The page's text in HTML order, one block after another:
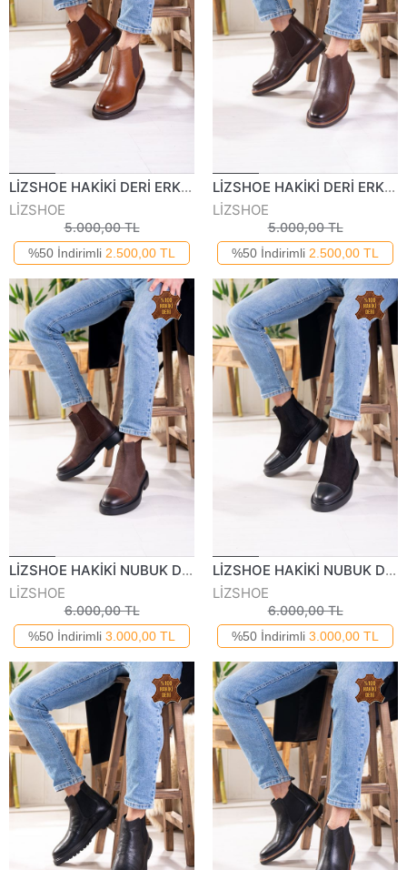
LİZSHOE HAKİKİ DERİ ERKEK GÜNLÜK BOT KRY 8500-123K
LİZSHOE
5.000,00 TL
%50 İndirimli 2.500,00 TL
LİZSHOE HAKİKİ DERİ ERKEK GÜNLÜK BOT KRY 850023K
LİZSHOE
5.000,00 TL
%50 İndirimli 2.500,00 TL
LİZSHOE HAKİKİ NUBUK DERİ ERKEK GÜNLÜK BOT PİK 08023K
LİZSHOE
6.000,00 TL
%50 İndirimli 3.000,00 TL
LİZSHOE HAKİKİ NUBUK DERİ ERKEK GÜNLÜK BOT PİK 08023K
LİZSHOE
6.000,00 TL
%50 İndirimli 3.000,00 TL